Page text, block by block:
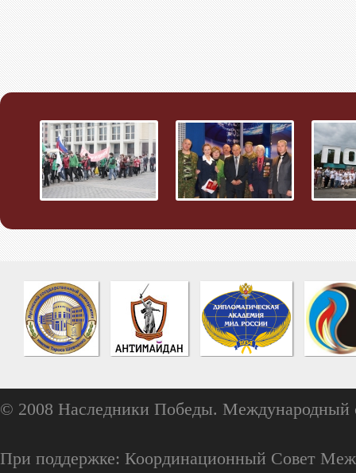
© 2008 Наследники Победы. Международный
При поддержке: Координационный Совет